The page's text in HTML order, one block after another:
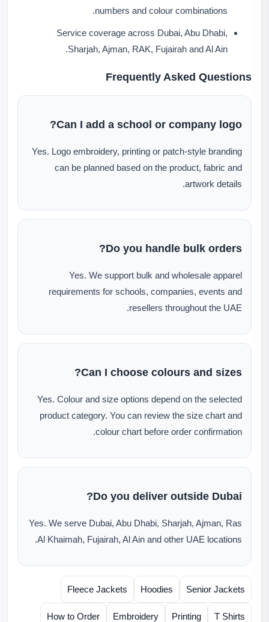
numbers and colour combinations.
Service coverage across Dubai, Abu Dhabi,
Sharjah, Ajman, RAK, Fujairah and Al Ain.
Frequently Asked Questions
Can I add a school or company logo?
Yes. Logo embroidery, printing or patch-style branding
can be planned based on the product, fabric and
artwork details.
Do you handle bulk orders?
Yes. We support bulk and wholesale apparel
requirements for schools, companies, events and
resellers throughout the UAE.
Can I choose colours and sizes?
Yes. Colour and size options depend on the selected
product category. You can review the size chart and
colour chart before order confirmation.
Do you deliver outside Dubai?
Yes. We serve Dubai, Abu Dhabi, Sharjah, Ajman, Ras
Al Khaimah, Fujairah, Al Ain and other UAE locations.
Senior Jackets
Hoodies
Fleece Jackets
T Shirts
Printing
Embroidery
How to Order